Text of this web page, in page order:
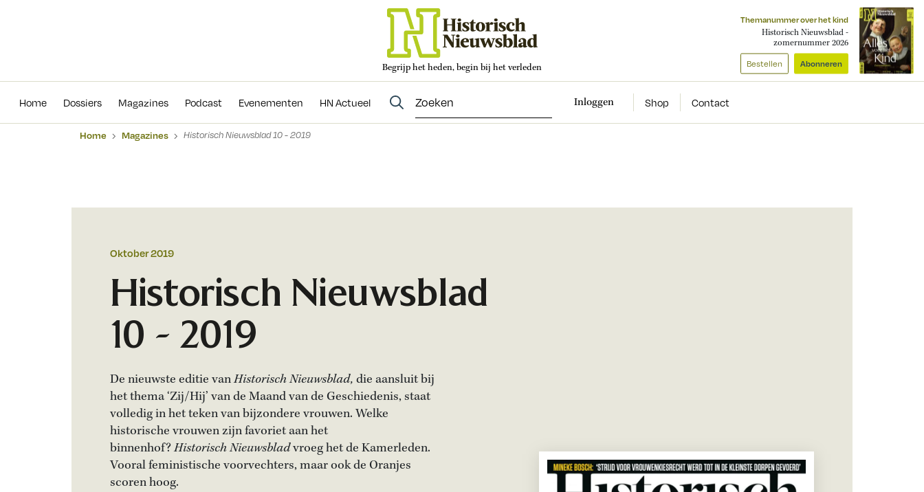
Begrijp het heden, begin bij het verleden
Themanummer over het kind
Historisch Nieuwsblad -
zomernummer 2026
Bestellen Abonneren
Home Dossiers Magazines Podcast Evenementen HN Actueel Inloggen Shop Contact
Evenementen
Home Magazines Historisch Nieuwsblad 10 - 2019
Oktober 2019
Historisch Nieuwsblad
10 - 2019
De nieuwste editie vanHistorisch Nieuwsblad, die aansluit bij
het thema ‘Zij/Hij’ van de Maand van de Geschiedenis, staat
volledig in het teken van bijzondere vrouwen. Welke
historische vrouwen zijn favoriet aan het
binnenhof?Historisch Nieuwsbladvroeg het de Kamerleden.
Vooral feministische voorvechters, maar ook de Oranjes
scoren hoog.